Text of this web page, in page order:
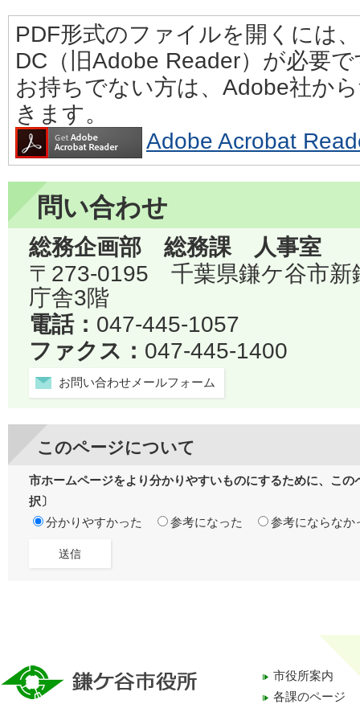
PDF形式のファイルを開くには
DC（旧Adobe Reader）が必要
お持ちでない方は、Adobe社か
きます。
Adobe Acrobat
問い合わせ
総務企画部 総務課 人事室
〒273-0195 千葉県鎌ケ谷市
庁舎3階
電話： 047-445-1057
ファクス： 047-445-1400
お問い合わせメールフォーム
このページについて
市ホームページをより分かりやすいものにするために、こ
択〕
分かりやすかった
参考になった 参考にならなか
市役所案内
各課のページ